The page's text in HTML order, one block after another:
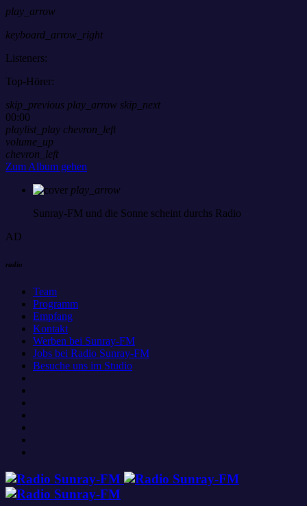
play_arrow
keyboard_arrow_right
Listeners:
Top-Hörer:
skip_previous play_arrow skip_next
00:00
playlist_play chevron_left
volume_up
chevron_left
Zum Album gehen
play_arrow
Sunray-FM und die Sonne scheint durchs Radio
AD
radio
Team
Programm
Empfang
Kontakt
Werben bei Sunray-FM
Jobs bei Radio Sunray-FM
Besuche uns im Studio